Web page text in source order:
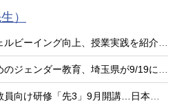
）
探究学習でウェルビーイング向上、授業実践を紹介する中高教員向けセミナー8/26
幸せになるためのジェンダー教育、埼玉県が9/19に講演会
昭和女子大、教員向け研修「先3」9月開講…日本の教育の強みに着目